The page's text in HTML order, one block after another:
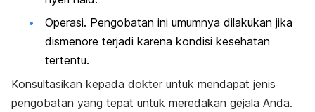
Operasi. Pengobatan ini umumnya dilakukan jika
dismenore terjadi karena kondisi kesehatan
tertentu.
Konsultasikan kepada dokter untuk mendapat jenis
pengobatan yang tepat untuk meredakan gejala Anda.